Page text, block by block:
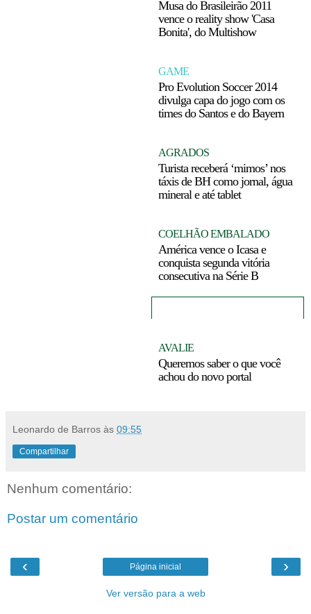
Musa do Brasileirão 2011
vence o reality show 'Casa
Bonita', do Multishow
GAME
Pro Evolution Soccer 2014
divulga capa do jogo com os
times do Santos e do Bayern
AGRADOS
Turista receberá ‘mimos’ nos
táxis de BH como jornal, água
mineral e até tablet
COELHÃO EMBALADO
América vence o Icasa e
conquista segunda vitória
consecutiva na Série B
AVALIE
Queremos saber o que você
achou do novo portal
Leonardo de Barros às 09:55
Compartilhar
Nenhum comentário:
Postar um comentário
‹ ›
Página inicial
Ver versão para a web